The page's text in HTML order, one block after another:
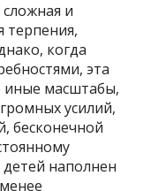
и
терпения,
когда
эта
иные масштабы,
усилий,
бесконечной
наполнен